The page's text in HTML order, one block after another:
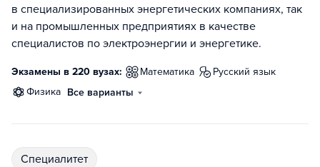
в специализированных энергетических компаниях, так
и на промышленных предприятиях в качестве
специалистов по электроэнергии и энергетике.
Экзамены в 220 вузах: математика
русский язык
физика Все варианты
специалитет